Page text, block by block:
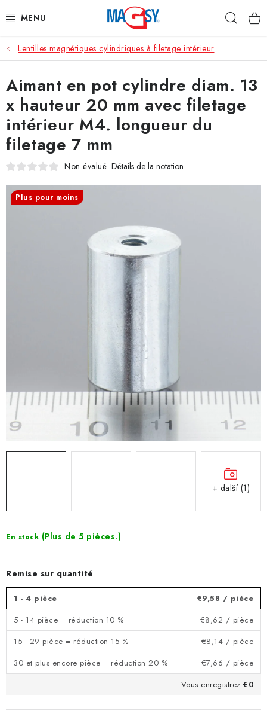
au
CATÉGORIE PRINCIPALE
ACCESSOIRES MAGNÉTIQUES
AIMANTS INDUSTRIELS
AUTRES AIMANTS
Protection des données (RGPD)
Contacte
Rétractation du contrat
Lentilles magnétiques cylindriques à filetage intérieur
En stock (Plus de 5 pièces.)
Remise sur quantité
1 - 4 pièce €9,58 / pièce
5 - 14 pièce = réduction 10 %
€8,62 / pièce
15 - 29 pièce = réduction 15 %
€8,14 / pièce
30 et plus encore pièce = réduction 20 %
€7,66 / pièce
Vous enregistrez €0
Aimant en pot cylindre diam. 13
x hauteur 20 mm avec filetage
intérieur M4. longueur du
filetage 7 mm
Non évalué Détails de la notation
Plus pour moins
+ další (1)